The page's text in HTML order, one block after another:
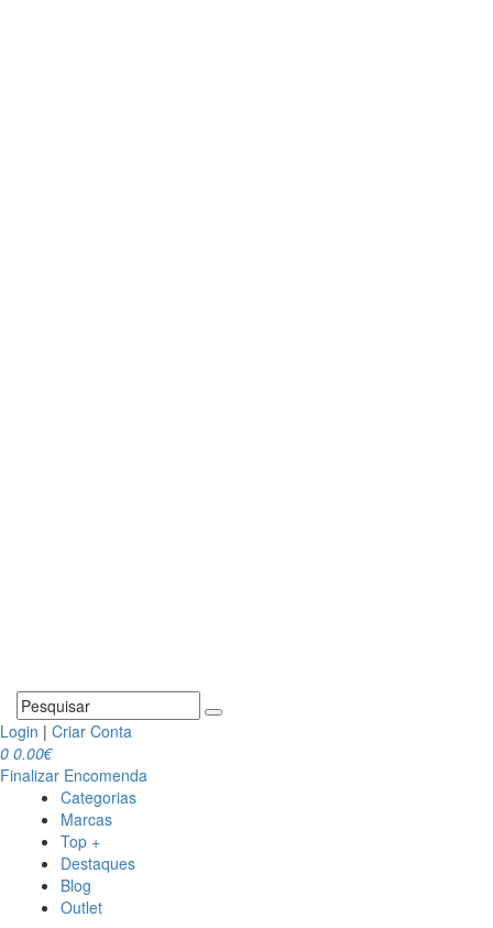
Login | Criar Conta
0 0.00€
Finalizar Encomenda
Categorias
Marcas
Top +
Destaques
Blog
Outlet